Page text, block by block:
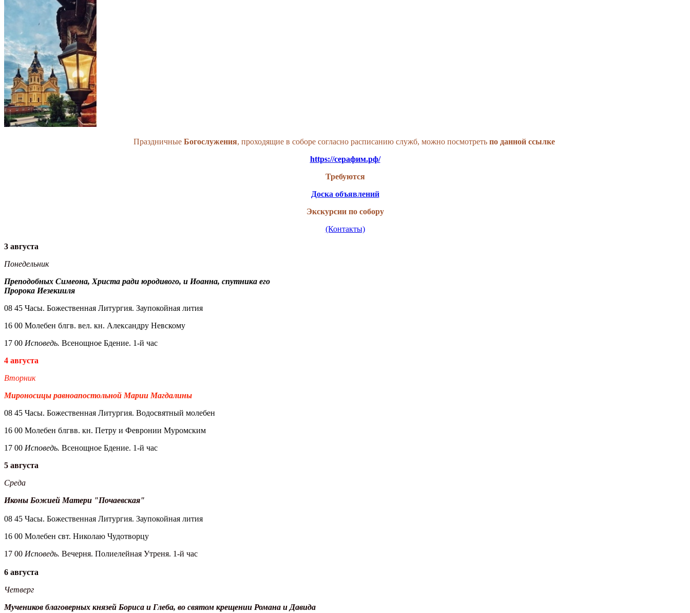
ПраздничныеБогослужения, проходящие в соборе согласно расписанию служб, можно посмотреть по данной ссылке
https://серафим.рф/
Требуются
Доска объявлений
Экскурсии по собору
(Контакты)
3 августа
Понедельник
Преподобных Симеона, Христа ради юродивого, и Иоанна, спутника его
Пророка Иезекииля
08 45 Часы. Божественная Литургия. Заупокойная лития
16 00 Молебен блгв. вел. кн. Александру Невскому
17 00 Исповедь. Всенощное Бдение. 1-й час
4 августа
Вторник
Мироносицы равноапостольной Марии Магдалины
08 45 Часы. Божественная Литургия. Водосвятный молебен
16 00 Молебен блгвв. кн. Петру и Февронии Муромским
17 00 Исповедь. Всенощное Бдение. 1-й час
5 августа
Среда
Иконы Божией Матери "Почаевская"
08 45 Часы. Божественная Литургия. Заупокойная лития
16 00 Молебен свт. Николаю Чудотворцу
17 00 Исповедь. Вечерня. Полиелейная Утреня. 1-й час
6 августа
Четверг
Мучеников благоверных князей Бориса и Глеба, во святом крещении Романа и Давида